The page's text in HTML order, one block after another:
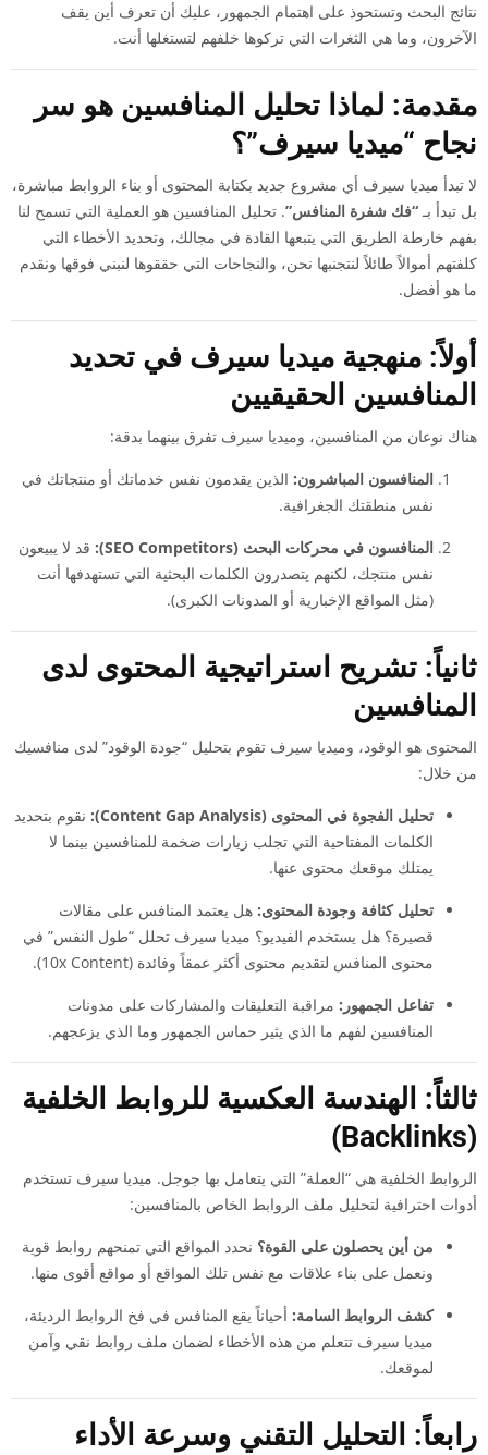
نتائج البحث وتستحوذ على اهتمام الجمهور، عليك أن تعرف أين يقف
الآخرون، وما هي الثغرات التي تركوها خلفهم لتستغلها أنت.
مقدمة: لماذا تحليل المنافسين هو سر
نجاح “ميديا سيرف”؟
لا تبدأ ميديا سيرف أي مشروع جديد بكتابة المحتوى أو بناء الروابط مباشرة،
بل تبدأ بـ“فك شفرة المنافس”. تحليل المنافسين هو العملية التي تسمح لنا
بفهم خارطة الطريق التي يتبعها القادة في مجالك، وتحديد الأخطاء التي
كلفتهم أموالاً طائلاً لنتجنبها نحن، والنجاحات التي حققوها لنبني فوقها ونقدم
ما هو أفضل.
أولاً: منهجية ميديا سيرف في تحديد
المنافسين الحقيقيين
هناك نوعان من المنافسين، وميديا سيرف تفرق بينهما بدقة:
المنافسون المباشرون: الذين يقدمون نفس خدماتك أو منتجاتك في
نفس منطقتك الجغرافية.
المنافسون في محركات البحث (SEO Competitors):
قد لا يبيعون
نفس منتجك، لكنهم يتصدرون الكلمات البحثية التي تستهدفها أنت
(مثل المواقع الإخبارية أو المدونات الكبرى).
ثانياً: تشريح استراتيجية المحتوى لدى
المنافسين
المحتوى هو الوقود، وميديا سيرف تقوم بتحليل “جودة الوقود” لدى منافسيك
من خلال:
تحليل الفجوة في المحتوى (Content Gap Analysis):
نقوم بتحديد
الكلمات المفتاحية التي تجلب زيارات ضخمة للمنافسين بينما لا
يمتلك موقعك محتوى عنها.
تحليل كثافة وجودة المحتوى: هل يعتمد المنافس على مقالات
قصيرة؟ هل يستخدم الفيديو؟ ميديا سيرف تحلل “طول النفس” في
محتوى المنافس لتقديم محتوى أكثر عمقاً وفائدة (10x Content).
تفاعل الجمهور: مراقبة التعليقات والمشاركات على مدونات
المنافسين لفهم ما الذي يثير حماس الجمهور وما الذي يزعجهم.
ثالثاً: الهندسة العكسية للروابط الخلفية
(Backlinks)
الروابط الخلفية هي “العملة” التي يتعامل بها جوجل. ميديا سيرف تستخدم
أدوات احترافية لتحليل ملف الروابط الخاص بالمنافسين:
من أين يحصلون على القوة؟ نحدد المواقع التي تمنحهم روابط قوية
ونعمل على بناء علاقات مع نفس تلك المواقع أو مواقع أقوى منها.
كشف الروابط السامة: أحياناً يقع المنافس في فخ الروابط الرديئة،
ميديا سيرف تتعلم من هذه الأخطاء لضمان ملف روابط نقي وآمن
لموقعك.
رابعاً: التحليل التقني وسرعة الأداء